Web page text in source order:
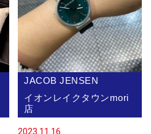
JACOB JENSEN
イオンレイクタウンmori
店
2023.11.16